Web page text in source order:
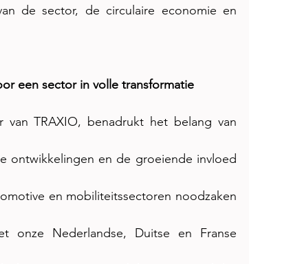
de sector, de circulaire economie en
een sector in volle transformatie
TRAXIO, benadrukt het belang van
ontwikkelingen en de groeiende invloed
en mobiliteitssectoren noodzaken
onze Nederlandse, Duitse en Franse